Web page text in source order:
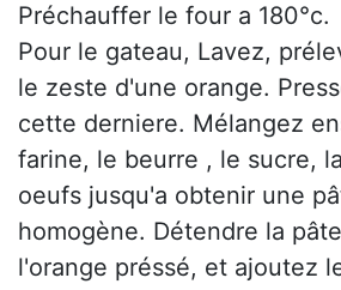
Préchauffer le four a 180°c.
Pour le gateau, Lavez,
le zeste d'une orange.
cette derniere. Mélangez
farine, le beurre , le sucre,
oeufs jusqu'a obtenir une
homogène. Détendre la
l'orange préssé, et ajoutez